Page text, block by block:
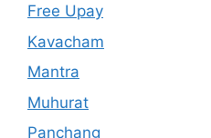
Free Upay
Kavacham
Mantra
Muhurat
Panchang